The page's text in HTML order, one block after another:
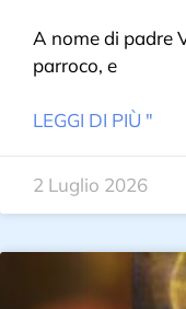
A nome di padre
parroco, e
LEGGI DI PIÙ "
2 Luglio 2026